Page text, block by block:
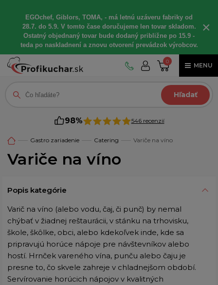
EGOchef, Giblors, TOMA, - má letnú uzáveru fabriky od
28.7. do 5.9. V tomto čase doručujeme len tovar skladom.
Ostatný objednaný tovar bude dodaný približne po 15.9 -
teda po naskladnení a znovu otvorení prevádzok výrobcov.
×
0
MENU
Hľadať
98% 546 recenzií
Gastro zariadenie Catering Variče na víno
Variče na víno
Popis kategórie
Varič na víno (alebo vodu, čaj, či punč) by nemal
chýbať v žiadnej reštaurácii, v stánku na trhovisku,
škole, škôlke, obci, alebo kdekoľvek inde, kde sa
pripravujú horúce nápoje pre návštevníkov alebo
hostí. Hrnček vareného vína, punču alebo čaju je
presne to, čo skvele zahreje v chladnejšom období.
Servírovanie horúcich nápojov v kvalitných